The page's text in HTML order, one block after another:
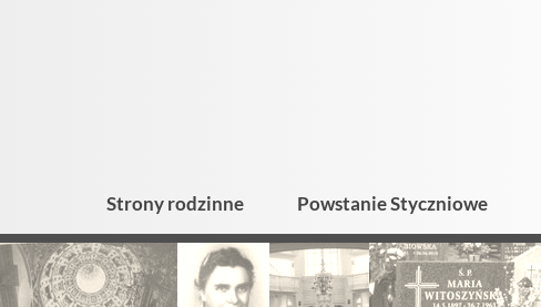
Strony rodzinne Powstanie Styczniowe